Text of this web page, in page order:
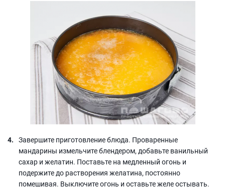
Завершите приготовление блюда. Проваренные
мандарины измельчите блендером, добавьте ванильный
сахар и желатин. Поставьте на медленный огонь и
подержите до растворения желатина, постоянно
помешивая. Выключите огонь и оставьте желе остывать.